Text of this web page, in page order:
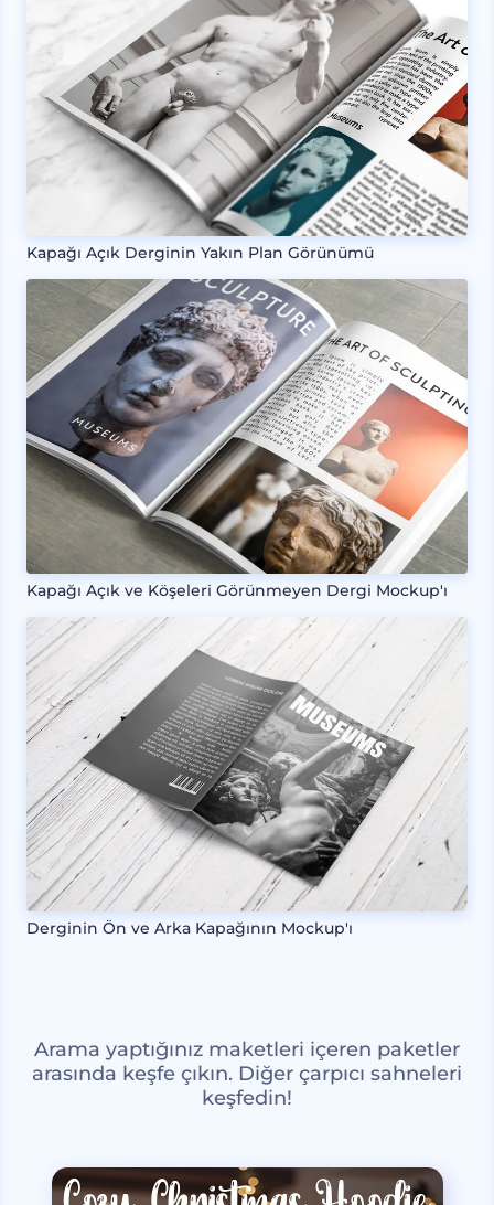
Kapağı Açık Derginin Yakın Plan Görünümü
Kapağı Açık ve Köşeleri Görünmeyen Dergi Mockup'ı
Derginin Ön ve Arka Kapağının Mockup'ı
Arama yaptığınız maketleri içeren paketler
arasında keşfe çıkın. Diğer çarpıcı sahneleri
keşfedin!